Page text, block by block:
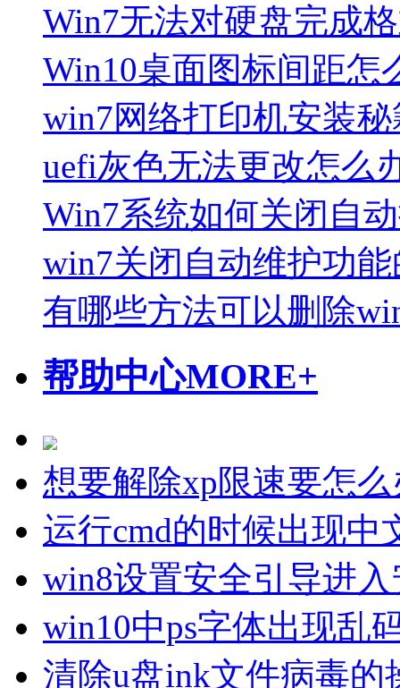
Win7无法对硬盘完成
Win10桌面图标间距怎
win7网络打印机安装秘
uefi灰色无法更改怎么
Win7系统如何关闭自
win7关闭自动维护功
有哪些方法可以删除
帮助中心MORE+
想要解除xp限速要怎么
运行cmd的时候出现中
win8设置安全引导进
win10中ps字体出现乱
清除u盘ink文件病毒的